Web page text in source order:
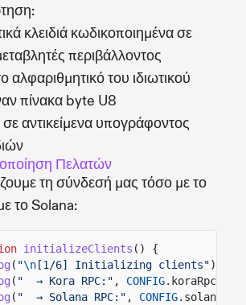
κλειδιά κωδικοποιημένα σε
περιβάλλοντος
αλφαριθμητικό του ιδιωτικού
πίνακα byte U8
σε αντικείμενα υπογράφοντος
Πελατών
τη σύνδεσή μας τόσο με το
το Solana:
initializeClients () {
( "\n [1/6] Initializing clients");
( "  → Kora RPC:" , CONFIG
( "  → Solana RPC:" , CONFIG